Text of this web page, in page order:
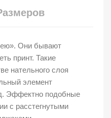
Они бывают
принт. Такие
нательного слоя
элемент
Эффектно подобные
с расстегнутыми